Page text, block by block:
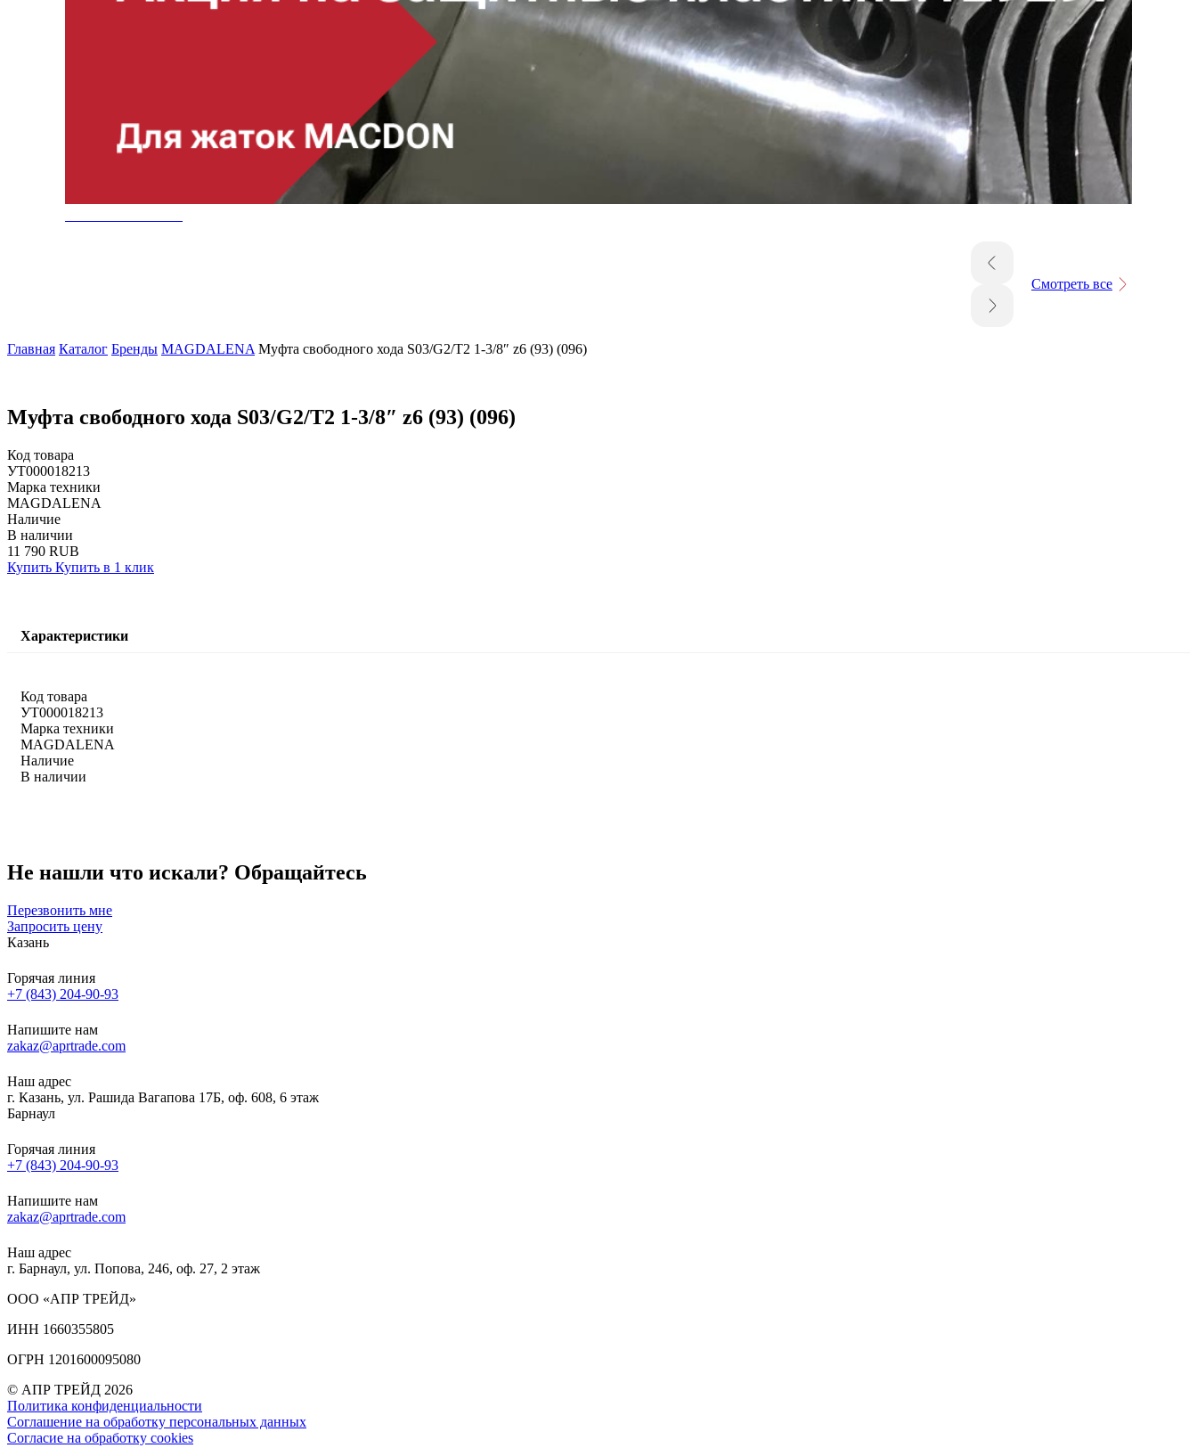
Смотреть все
Главная Каталог Бренды MAGDALENA Муфта свободного хода S03/G2/T2 1-3/8″ z6 (93) (096)
Муфта свободного хода S03/G2/T2 1-3/8″ z6 (93) (096)
Код товара
УТ000018213
Марка техники
MAGDALENA
Наличие
В наличии
11 790 RUB
Купить Купить в 1 клик
Характеристики
Код товара
УТ000018213
Марка техники
MAGDALENA
Наличие
В наличии
Не нашли что искали? Обращайтесь
Перезвонить мне
Запросить цену
Казань
Горячая линия
+7 (843) 204-90-93
Напишите нам
zakaz@aprtrade.com
Наш адрес
г. Казань, ул. Рашида Вагапова 17Б, оф. 608, 6 этаж
Барнаул
Горячая линия
+7 (843) 204-90-93
Напишите нам
zakaz@aprtrade.com
Наш адрес
г. Барнаул, ул. Попова, 246, оф. 27, 2 этаж
ООО «АПР ТРЕЙД»
ИНН 1660355805
ОГРН 1201600095080
© АПР ТРЕЙД 2026
Политика конфиденциальности
Соглашение на обработку персональных данных
Согласие на обработку cookies